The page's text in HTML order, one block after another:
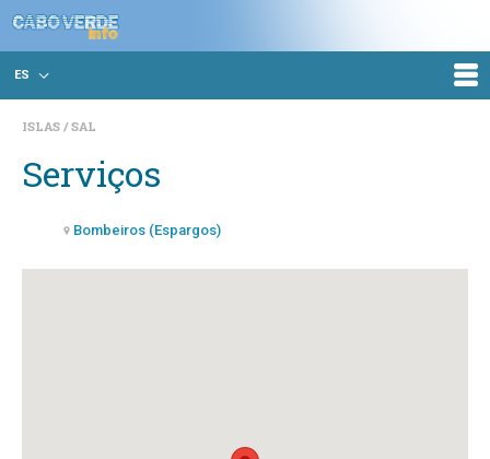
ES
ISLAS SAL
Serviços
Bombeiros (Espargos)